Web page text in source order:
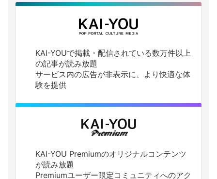
KAI-YOUで掲載・配信されている数万件以上
の記事が読み放題
サービス内の広告が非表示に、より快適な体
験を提供
KAI-YOU Premiumのオリジナルコンテンツ
が読み放題
Premiumユーザー限定コミュニティへのアク